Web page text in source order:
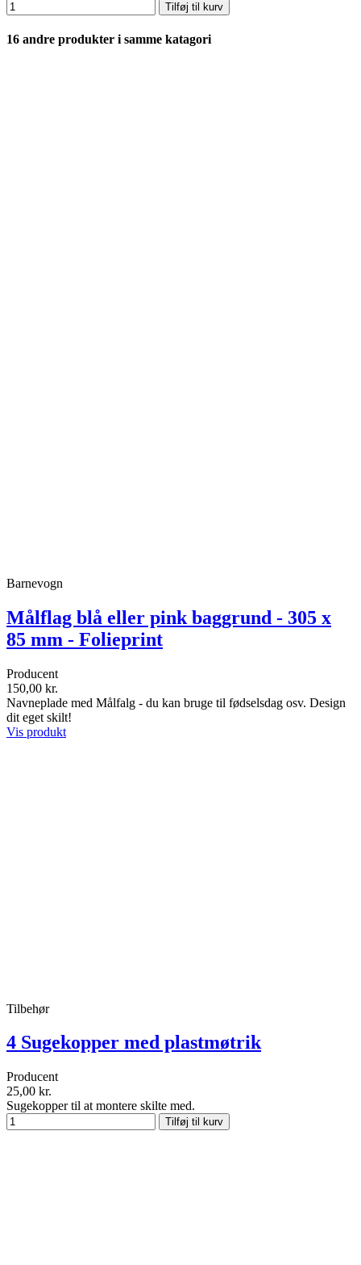
Tilføj til kurv
16 andre produkter i samme katagori
Barnevogn
Målflag blå eller pink baggrund - 305 x
85 mm - Folieprint
Producent
150,00 kr.
Navneplade med Målfalg - du kan bruge til fødselsdag osv. Design
dit eget skilt!
Vis produkt
Tilbehør
4 Sugekopper med plastmøtrik
Producent
25,00 kr.
Sugekopper til at montere skilte med.
Tilføj til kurv